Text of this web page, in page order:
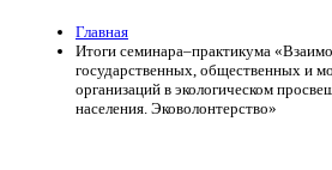
Главная
Итоги семинара–практикума
государственных, общественных и
организаций в экологическом
населения. Эковолонтерство»